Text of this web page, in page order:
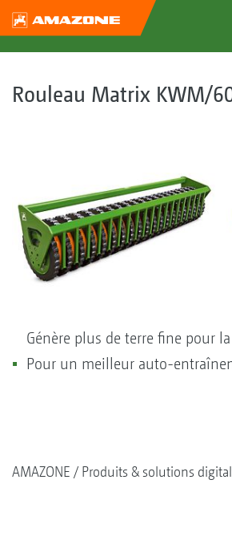
Rouleau Matrix KWM/
Génère plus de terre fine pour
Pour un meilleur auto-
AMAZONE Produits & solutions